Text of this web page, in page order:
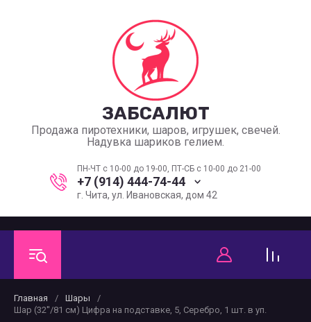
ЗАБСАЛЮТ
Продажа пиротехники, шаров, игрушек, свечей.
Надувка шариков гелием.
ПН-ЧТ с 10-00 до 19-00, ПТ-СБ с 10-00 до 21-00
+7 (914) 444-74-44
г. Чита, ул. Ивановская, дом 42
Главная / Шары
/
Шар (32''/81 см) Цифра на подставке, 5, Серебро, 1 шт. в уп.